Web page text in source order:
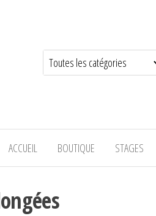
ACCUEIL BOUTIQUE STAGES